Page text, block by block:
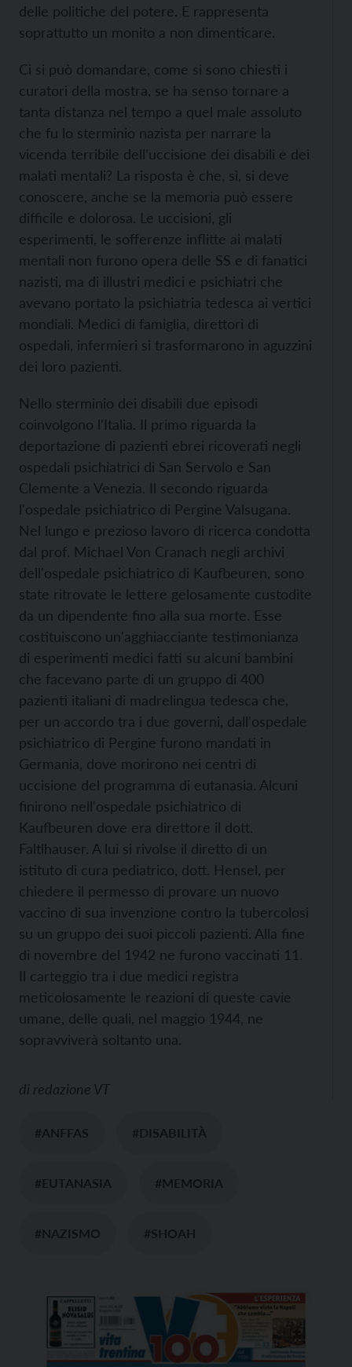
delle politiche del potere. E rappresenta
soprattutto un monito a non dimenticare.
Ci si può domandare, come si sono chiesti i
curatori della mostra, se ha senso tornare a
tanta distanza nel tempo a quel male assoluto
che fu lo sterminio nazista per narrare la
vicenda terribile dell’uccisione dei disabili e dei
malati mentali? La risposta è che, sì, si deve
conoscere, anche se la memoria può essere
difficile e dolorosa. Le uccisioni, gli
esperimenti, le sofferenze inflitte ai malati
mentali non furono opera delle SS e di fanatici
nazisti, ma di illustri medici e psichiatri che
avevano portato la psichiatria tedesca ai vertici
mondiali. Medici di famiglia, direttori di
ospedali, infermieri si trasformarono in aguzzini
dei loro pazienti.
Nello sterminio dei disabili due episodi
coinvolgono l'Italia. Il primo riguarda la
deportazione di pazienti ebrei ricoverati negli
ospedali psichiatrici di San Servolo e San
Clemente a Venezia. Il secondo riguarda
l'ospedale psichiatrico di Pergine Valsugana.
Nel lungo e prezioso lavoro di ricerca condotta
dal prof. Michael Von Cranach negli archivi
dell'ospedale psichiatrico di Kaufbeuren, sono
state ritrovate le lettere gelosamente custodite
da un dipendente fino alla sua morte. Esse
costituiscono un'agghiacciante testimonianza
di esperimenti medici fatti su alcuni bambini
che facevano parte di un gruppo di 400
pazienti italiani di madrelingua tedesca che,
per un accordo tra i due governi, dall'ospedale
psichiatrico di Pergine furono mandati in
Germania, dove morirono nei centri di
uccisione del programma di eutanasia. Alcuni
finirono nell'ospedale psichiatrico di
Kaufbeuren dove era direttore il dott.
Faltlhauser. A lui si rivolse il diretto di un
istituto di cura pediatrico, dott. Hensel, per
chiedere il permesso di provare un nuovo
vaccino di sua invenzione contro la tubercolosi
su un gruppo dei suoi piccoli pazienti. Alla fine
di novembre del 1942 ne furono vaccinati 11.
Il carteggio tra i due medici registra
meticolosamente le reazioni di queste cavie
umane, delle quali, nel maggio 1944, ne
sopravviverà soltanto una.
di redazione VT
#ANFFAS #DISABILITÀ
#EUTANASIA #MEMORIA
#NAZISMO #SHOAH